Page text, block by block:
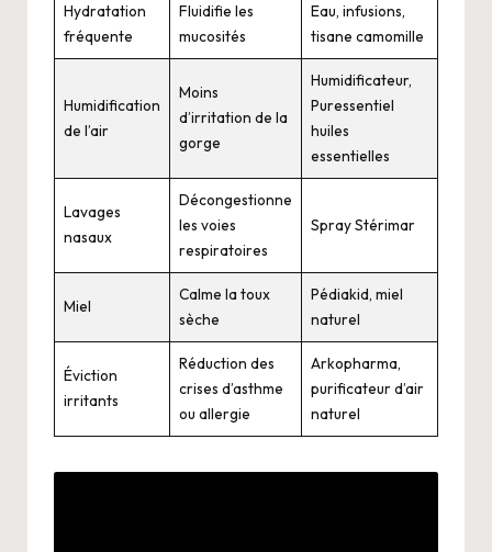
Hydratation
fréquente
Fluidifie les
mucosités
Eau, infusions,
tisane camomille
Humidification
de l’air
Moins
d’irritation de la
gorge
Humidificateur,
Puressentiel
huiles
essentielles
Lavages
nasaux
Décongestionne
les voies
respiratoires
Spray Stérimar
Miel
Calme la toux
sèche
Pédiakid, miel
naturel
Éviction
irritants
Réduction des
crises d’asthme
ou allergie
Arkopharma,
purificateur d’air
naturel